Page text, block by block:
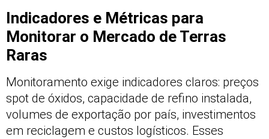
Indicadores e Métricas para
Monitorar o Mercado de Terras
Raras
Monitoramento exige indicadores claros: preços
spot de óxidos, capacidade de refino instalada,
volumes de exportação por país, investimentos
em reciclagem e custos logísticos. Esses